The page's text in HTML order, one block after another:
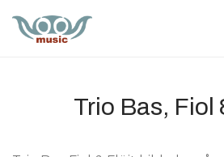
Trio Bas, Fiol